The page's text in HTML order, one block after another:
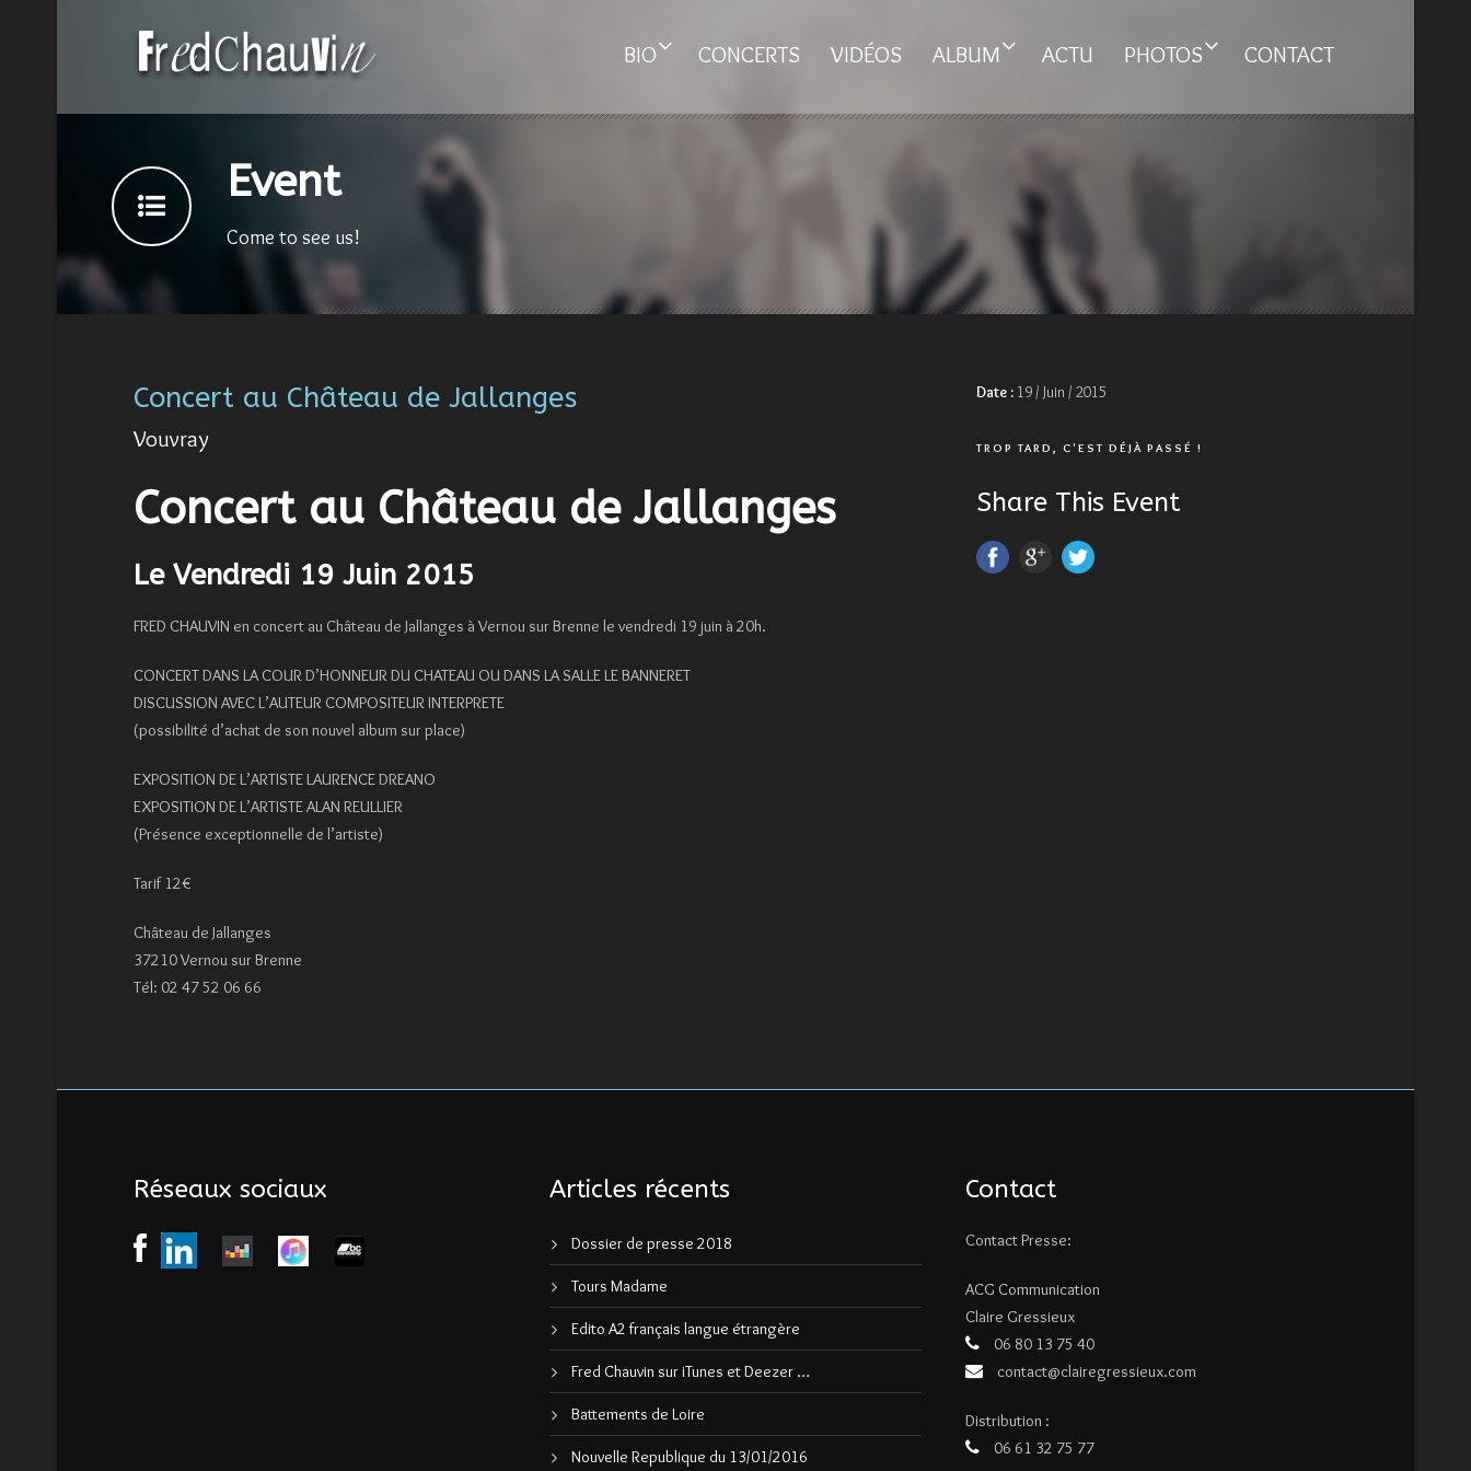
BIO CONCERTS VIDÉOS ALBUM ACTU PHOTOS CONTACT
Event
Come to see us!
Date : 19 / Juin / 2015
TROP TARD, C'EST DÉJÀ PASSÉ !
Share This Event
Concert au Château de Jallanges
Vouvray
Concert au Château de Jallanges
Le Vendredi 19 Juin 2015
FRED CHAUVIN en concert au Château de Jallanges à Vernou sur Brenne le vendredi 19 juin à 20h.
CONCERT DANS LA COUR D’HONNEUR DU CHATEAU OU DANS LA SALLE LE BANNERET
DISCUSSION AVEC L’AUTEUR COMPOSITEUR INTERPRETE
(possibilité d’achat de son nouvel album sur place)
EXPOSITION DE L’ARTISTE LAURENCE DREANO
EXPOSITION DE L’ARTISTE ALAN REULLIER
(Présence exceptionnelle de l’artiste)
Tarif 12€
Château de Jallanges
37210 Vernou sur Brenne
Tél: 02 47 52 06 66
Réseaux sociaux Articles récents
Dossier de presse 2018
Tours Madame
Edito A2 français langue étrangère
Fred Chauvin sur iTunes et Deezer …
Battements de Loire
Nouvelle Republique du 13/01/2016
Contact
Contact Presse:
ACG Communication
Claire Gressieux
06 80 13 75 40
contact@clairegressieux.com
Distribution :
06 61 32 75 77